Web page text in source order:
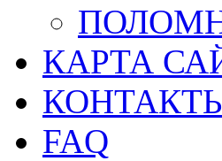
КАРТА
FAQ